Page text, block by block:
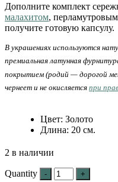
Дополните комплект
малахитом,
получите готовую капсулу.
В украшениях используются
премиальная латунная
покрытием (родий — дорогой
чернеет и не окисляется при
Цвет: Золото
Длина: 20 см.
2 в наличии
Quantity